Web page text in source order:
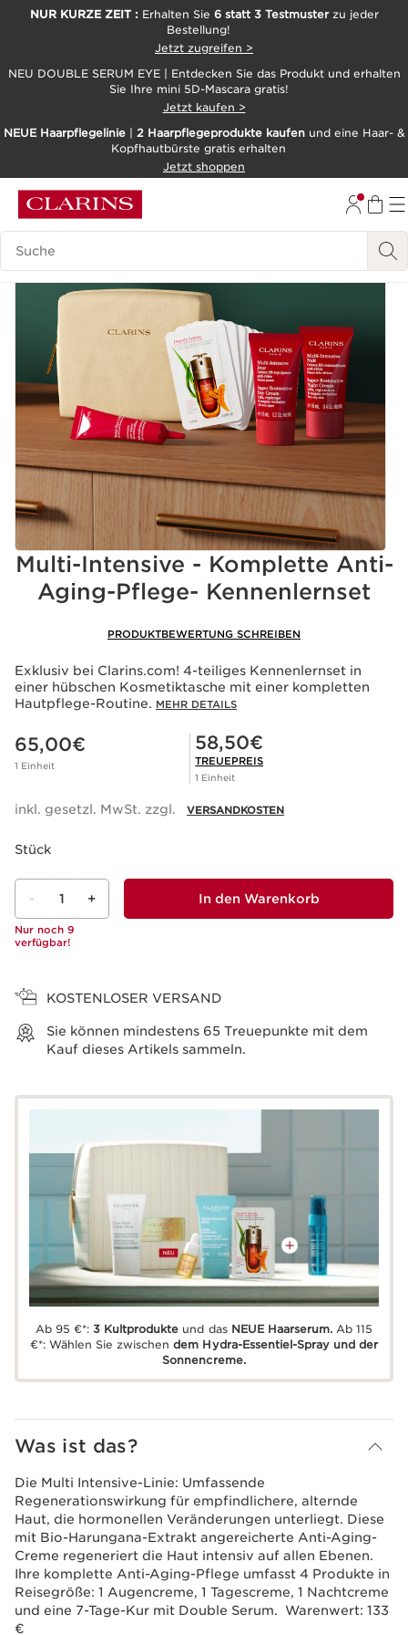
NUR KURZE ZEIT : Erhalten Sie 6 statt 3 Testmusterzu jeder
Bestellung!
Jetzt zugreifen >
NEU DOUBLE SERUM EYE | Entdecken Sie das Produkt und erhalten
Sie Ihre mini 5D-Mascara gratis!
Jetzt kaufen >
NEUE Haarpflegelinie| 2 Haarpflegeprodukte kaufenund eine Haar- &
Kopfhautbürste gratis erhalten
Jetzt shoppen
Legende suchen
Neu
Multi-Intensive - Komplette Anti-
Aging-Pflege- Kennenlernset
PRODUKTBEWERTUNG SCHREIBEN
Exklusiv bei Clarins.com! 4-teiliges Kennenlernset in
einer hübschen Kosmetiktasche mit einer kompletten
Hautpflege-Routine. MEHR DETAILS
Aktueller Preis 65,00€
65,00€
1 Einheit
Mitgliederpreis 58,50€
58,50€
TREUEPREIS
1 Einheit
inkl. gesetzl. MwSt. zzgl. VERSANDKOSTEN
Stück
- 1 +
Nur noch 9
verfügbar!
In den Warenkorb
KOSTENLOSER VERSAND
Sie können mindestens 65 Treuepunkte mit dem
Kauf dieses Artikels sammeln.
Ab 95 €*:3 Kultprodukte und das NEUE Haarserum.Ab 115
€*: Wählen Sie zwischendem Hydra-Essentiel-Spray und der
Sonnencreme.
Was ist das?
Die Multi Intensive-Linie: Umfassende
Regenerationswirkung für empfindlichere, alternde
Haut, die hormonellen Veränderungen unterliegt. Diese
mit Bio-Harungana-Extrakt angereicherte Anti-Aging-
Creme regeneriert die Haut intensiv auf allen Ebenen.
Ihre komplette Anti-Aging-Pflege umfasst 4 Produkte in
Reisegröße: 1 Augencreme, 1 Tagescreme, 1 Nachtcreme
und eine 7-Tage-Kur mit Double Serum. Warenwert: 133
€